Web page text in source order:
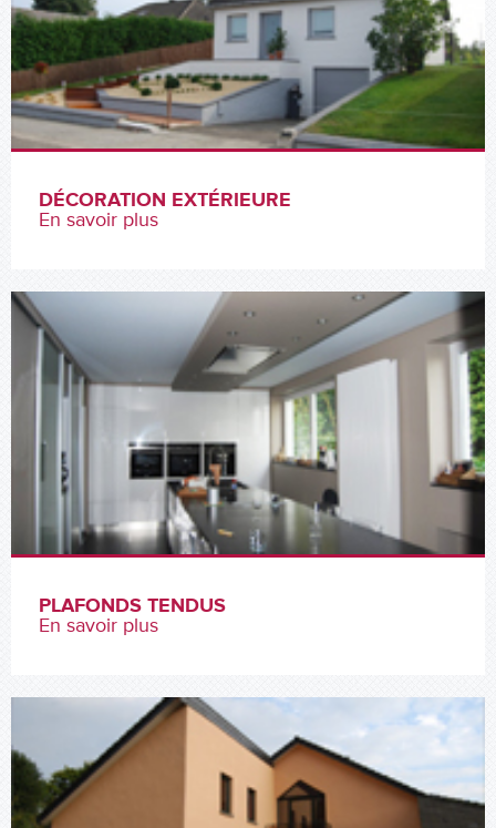
DÉCORATION EXTÉRIEURE
En savoir plus
PLAFONDS TENDUS
En savoir plus